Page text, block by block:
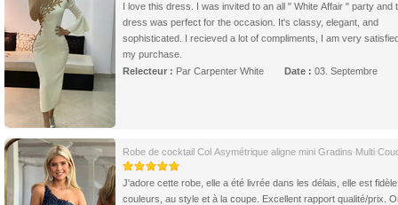
I love this dress. I was invited to an all " White Affair " party and
dress was perfect for the occasion. It's classy, elegant, and
sophisticated. I recieved a lot of compliments, I am very
my purchase.
Relecteur : Par Carpenter White Date : 03. Septembre
Robe de cocktail Col Asymétrique aligne mini Gradins Multi
J'adore cette robe, elle a été livrée dans les délais, elle est
couleurs, au style et à la coupe. Excellent rapport qualité/prix.